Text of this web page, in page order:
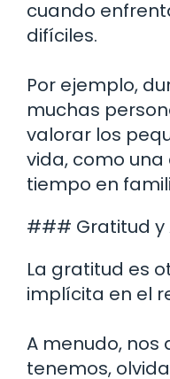
cuando
difíciles.
Por ejemplo,
muchas
valorar los
vida, como
tiempo en
### Gratitud y
La gratitud es
implícita en el
A menudo, nos
tenemos,